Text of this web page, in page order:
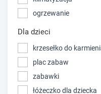
ogrzewanie
Dla dzieci
krzesełko do
plac zabaw
zabawki
łóżeczko dla dziecka